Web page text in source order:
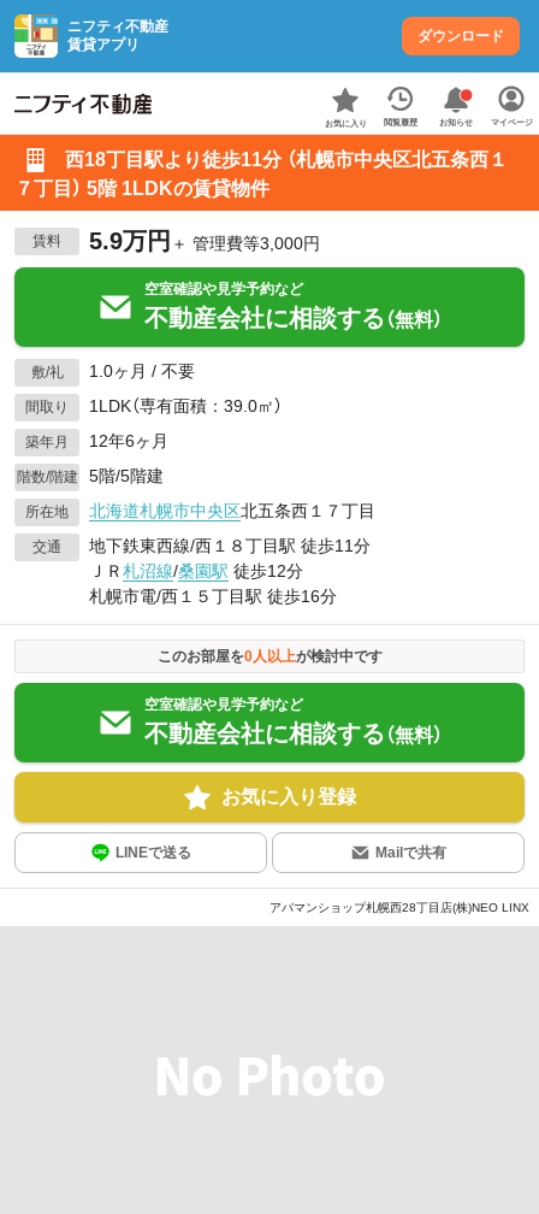
ニフティ不動産
賃貸アプリ
ダウンロード
お気に入り 閲覧履歴 お知らせ マイページ
西18丁目駅より徒歩11分 （札幌市中央区北五条西１
７丁目） 5階 1LDKの賃貸物件
賃料 5.9万円 ＋ 管理費等3,000円
空室確認や見学予約など
不動産会社に相談する （無料）
敷/礼 1.0ヶ月 / 不要
間取り 1LDK（専有面積：39.0㎡）
築年月 12年6ヶ月
階数/階建 5階/5階建
所在地 北海道札幌市中央区北五条西１７丁目
交通
地下鉄東西線/西１８丁目駅 徒歩11分
ＪＲ札沼線/桑園駅 徒歩12分
札幌市電/西１５丁目駅 徒歩16分
このお部屋を0人以上が検討中です
空室確認や見学予約など
不動産会社に相談する （無料）
お気に入り登録
LINEで送る Mailで共有
アパマンショップ札幌西28丁目店(株)NEO LINX